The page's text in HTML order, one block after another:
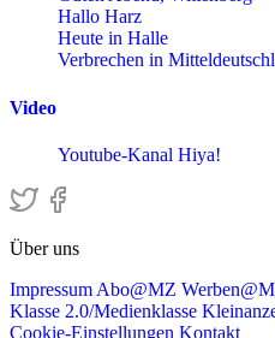
Hallo Harz
Heute in Halle
Verbrechen in
Video
Youtube-Kanal Hiya!
Über uns
Impressum Abo@MZ
Klasse 2.0/Medienklasse
Cookie-Einstellungen Kontakt